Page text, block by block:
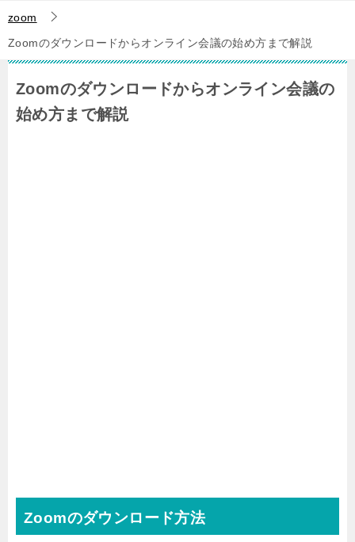
zoom
Zoomのダウンロードからオンライン会議の始め方まで解説
Zoomのダウンロードからオンライン会議の
始め方まで解説
Zoomのダウンロード方法